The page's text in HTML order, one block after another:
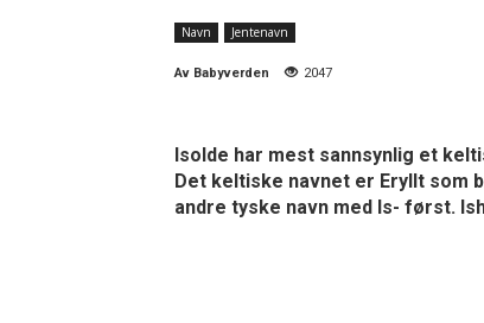
Navn Jentenavn
Av Babyverden 2047
Isolde har mest sannsynlig et
Det keltiske navnet er Eryllt som
andre tyske navn med Is- først.